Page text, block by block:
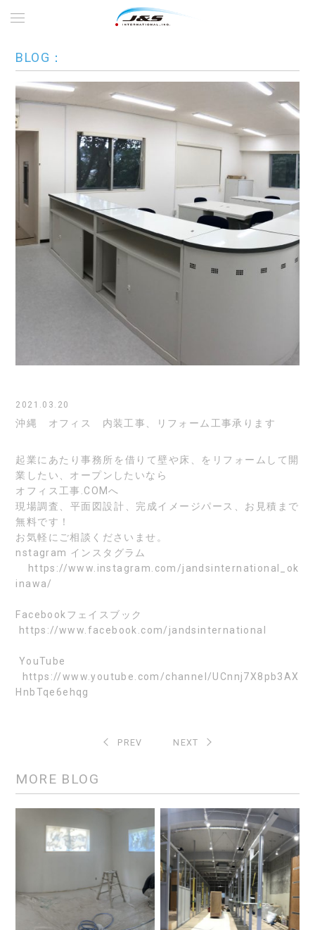
BLOG：
2021.03.20
沖縄 オフィス 内装工事、リフォーム工事承ります
起業にあたり事務所を借りて壁や床、をリフォームして開
業したい、オープンしたいなら
オフィス工事.COMへ
現場調査、平面図設計、完成イメージパース、お見積まで
無料です！
お気軽にご相談くださいませ。
nstagram インスタグラム
https://www.instagram.com/jandsinternational_ok
inawa/
Facebookフェイスブック
https://www.facebook.com/jandsinternational
YouTube
https://www.youtube.com/channel/UCnnj7X8pb3AX
HnbTqe6ehqg
PREV NEXT
MORE BLOG